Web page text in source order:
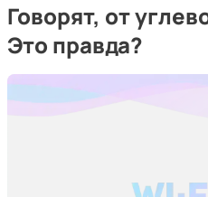
Говорят, от
Это правда?